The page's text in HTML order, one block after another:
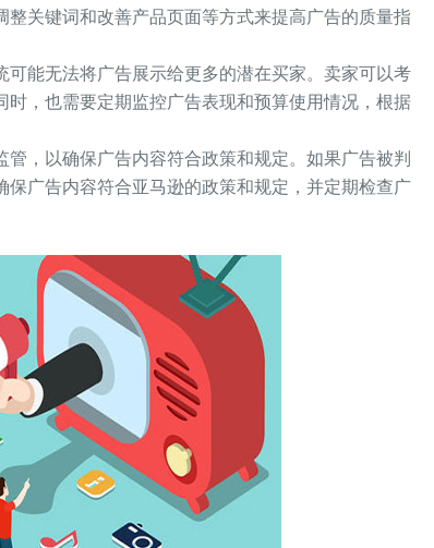
关键词和改善产品页面等方式来提高广告的质量指
能无法将广告展示给更多的潜在买家。卖家可以考
，也需要定期监控广告表现和预算使用情况，根据
，以确保广告内容符合政策和规定。如果广告被判
广告内容符合亚马逊的政策和规定，并定期检查广